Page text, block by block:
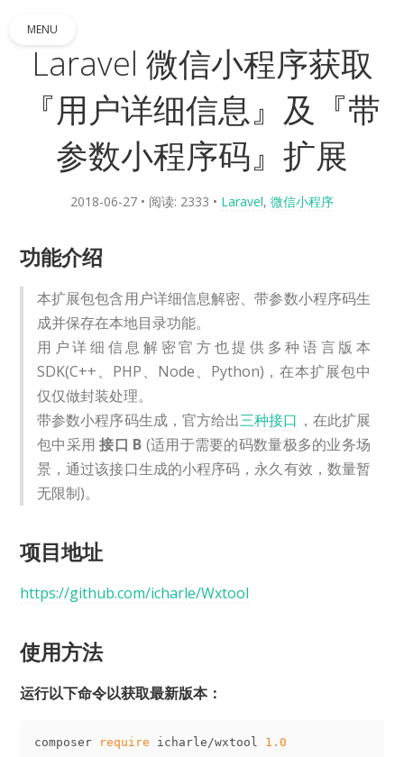
MENU
Laravel 微信小程序获取
『用户详细信息』及『带
参数小程序码』扩展
2018-06-27 • 阅读: 2333 • Laravel, 微信小程序
功能介绍
本扩展包包含用户详细信息解密、带参数小程序码生
成并保存在本地目录功能。
用户详细信息解密官方也提供多种语言版本
SDK(C++、PHP、Node、Python)，在本扩展包中
仅仅做封装处理。
带参数小程序码生成，官方给出三种接口 ，在此扩展
包中采用接口 B (适用于需要的码数量极多的业务场
景，通过该接口生成的小程序码，永久有效，数量暂
无限制)。
项目地址
https://github.com/icharle/Wxtool
使用方法
运行以下命令以获取最新版本：
composer require icharle/wxtool 1.0